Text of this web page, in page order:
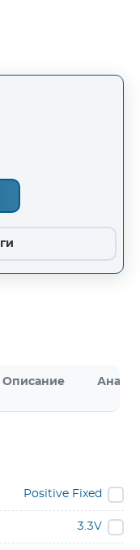
Описание
Positive Fixed
3.3V